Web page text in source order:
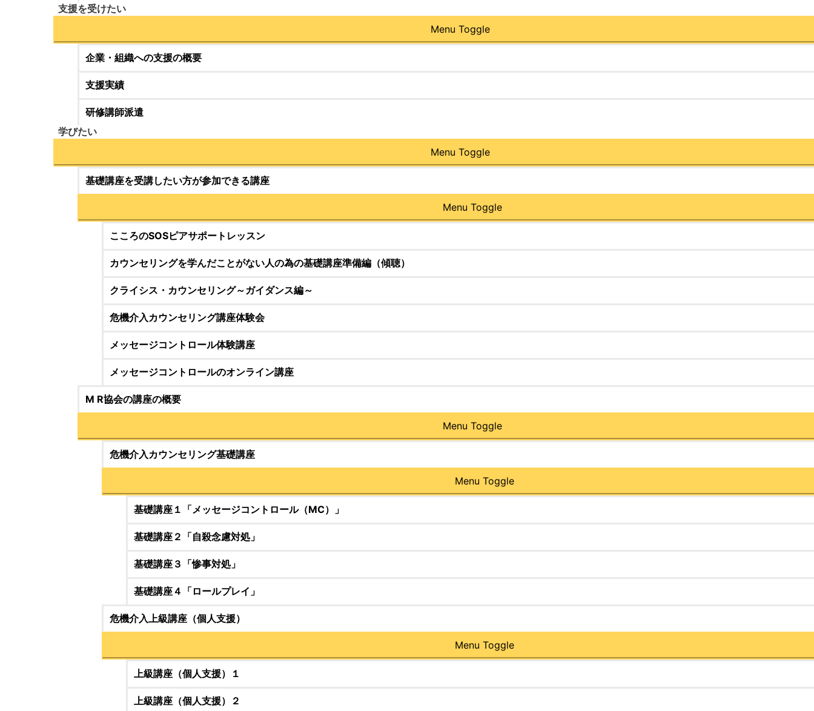
支援を受けたい
Menu Toggle
企業・組織への支援の概要
支援実績
研修講師派遣
学びたい
Menu Toggle
基礎講座を受講したい方が参加できる講座
Menu Toggle
こころのSOSピアサポートレッスン
カウンセリングを学んだことがない人の為の基礎講座準備編（傾聴）
クライシス・カウンセリング～ガイダンス編～
危機介入カウンセリング講座体験会
メッセージコントロール体験講座
メッセージコントロールのオンライン講座
M R協会の講座の概要
Menu Toggle
危機介入カウンセリング基礎講座
Menu Toggle
基礎講座１「メッセージコントロール（MC）」
基礎講座２「自殺念慮対処」
基礎講座３「惨事対処」
基礎講座４「ロールプレイ」
危機介入上級講座（個人支援）
Menu Toggle
上級講座（個人支援）１
上級講座（個人支援）２